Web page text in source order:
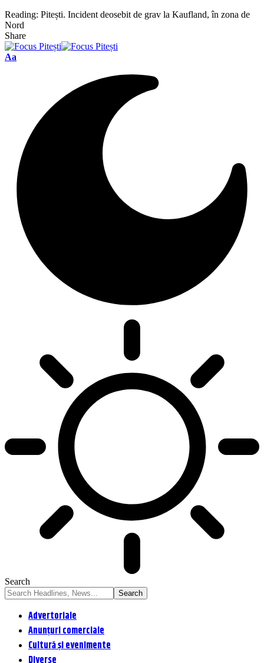
Reading: Pitești. Incident deosebit de grav la Kaufland, în zona de
Nord
Share
Font
Aa
Search
Advertoriale
Anunțuri comerciale
Cultură și evenimente